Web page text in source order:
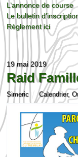
L’annonce de course
Le bulletin
Règlement ici
19 mai 2019
Raid
Simeric Calendrier,